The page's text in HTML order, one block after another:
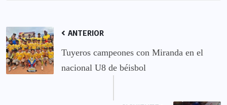
ANTERIOR
Tuyeros campeones con Miranda en el
nacional U8 de béisbol